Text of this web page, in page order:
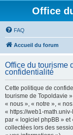
Office
FAQ
Accueil du forum
Office du tourisme
confidentialité
Cette politique de
tourisme de Topoldavie
« nous », « notre », «
« https://web1-
par « logiciel phpBB » et
collectées lors des